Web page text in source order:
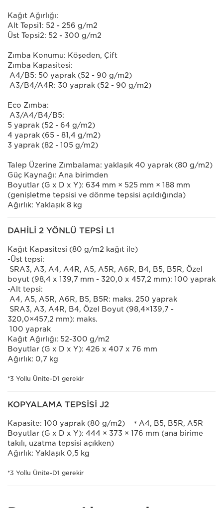
Kağıt Ağırlığı:
Alt Tepsi1: 52 - 256 g/m2
Üst Tepsi2: 52 - 300 g/m2
Zımba Konumu: Köşeden, Çift
Zımba Kapasitesi:
A4/B5: 50 yaprak (52 - 90 g/m2)
A3/B4/A4R: 30 yaprak (52 - 90 g/m2)
Eco Zımba:
A3/A4/B4/B5:
5 yaprak (52 - 64 g/m2)
4 yaprak (65 - 81,4 g/m2)
3 yaprak (82 - 105 g/m2)
Talep Üzerine Zımbalama: yaklaşık 40 yaprak (80 g/m2)
Güç Kaynağı: Ana birimden
Boyutlar (G x D x Y): 634 mm × 525 mm × 188 mm
(genişletme tepsisi ve dönme tepsisi açıldığında)
Ağırlık: Yaklaşık 8 kg
DAHİLİ 2 YÖNLÜ TEPSİ L1
Kağıt Kapasitesi (80 g/m2 kağıt ile)
-Üst tepsi:
SRA3, A3, A4, A4R, A5, A5R, A6R, B4, B5, B5R, Özel
boyut (98,4 x 139,7 mm - 320,0 x 457,2 mm): 100 yaprak
-Alt tepsi:
A4, A5, A5R, A6R, B5, B5R: maks. 250 yaprak
SRA3, A3, A4R, B4, Özel Boyut (98,4×139,7 -
320,0×457,2 mm): maks.
100 yaprak
Kağıt Ağırlığı: 52-300 g/m2
Boyutlar (G x D x Y): 426 x 407 x 76 mm
Ağırlık: 0,7 kg
*3 Yollu Ünite-D1 gerekir
KOPYALAMA TEPSİSİ J2
Kapasite: 100 yaprak (80 g/m2) ＊A4, B5, B5R, A5R
Boyutlar (G x D x Y): 444 × 373 × 176 mm (ana birime
takılı, uzatma tepsisi açıkken)
Ağırlık: Yaklaşık 0,5 kg
*3 Yollu Ünite-D1 gerekir